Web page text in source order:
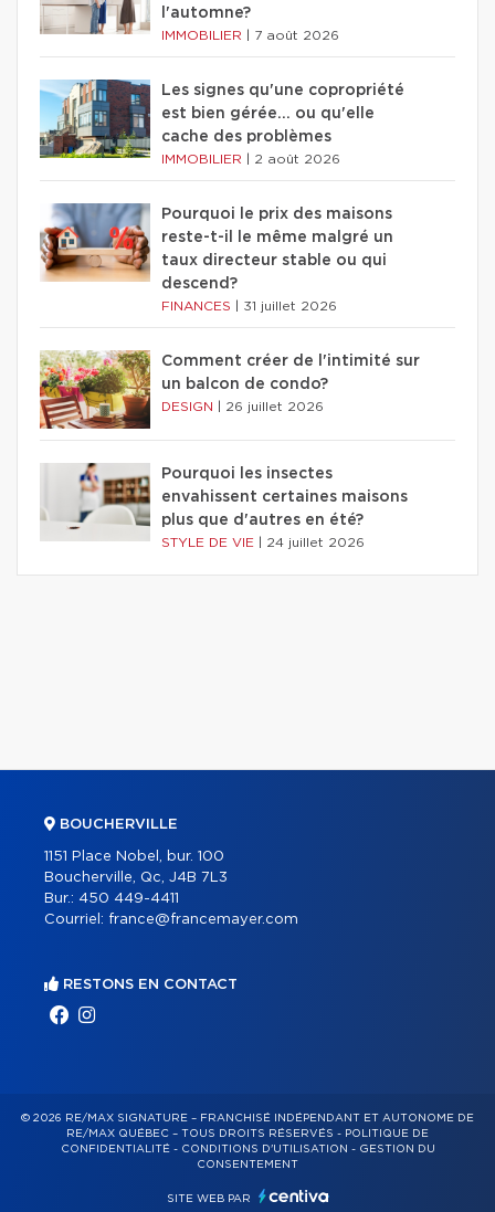
l'automne?
IMMOBILIER 7 août 2026
Les signes qu'une copropriété
est bien gérée… ou qu'elle
cache des problèmes
IMMOBILIER 2 août 2026
Pourquoi le prix des maisons
reste-t-il le même malgré un
taux directeur stable ou qui
descend?
FINANCES 31 juillet 2026
Comment créer de l'intimité sur
un balcon de condo?
DESIGN 26 juillet 2026
Pourquoi les insectes
envahissent certaines maisons
plus que d'autres en été?
STYLE DE VIE 24 juillet 2026
BOUCHERVILLE
1151 Place Nobel, bur. 100
Boucherville, Qc, J4B 7L3
Bur.: 450 449-4411
Courriel: france@francemayer.com
RESTONS EN CONTACT
© 2026 RE/MAX SIGNATURE – FRANCHISÉ INDÉPENDANT ET AUTONOME DE
RE/MAX QUÉBEC – TOUS DROITS RÉSERVÉS - POLITIQUE DE
CONFIDENTIALITÉ- CONDITIONS D'UTILISATION - GESTION DU
CONSENTEMENT
SITE WEB PAR